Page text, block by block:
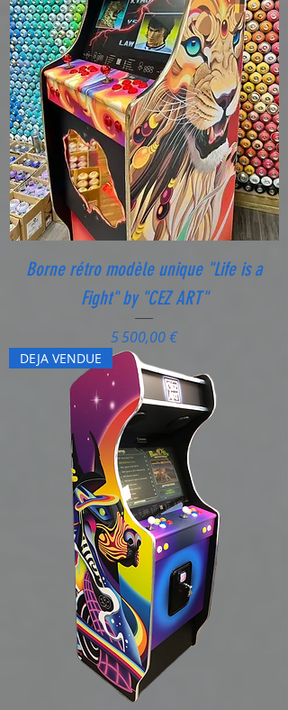
Borne rétro modèle unique "Life is a
Fight" by "CEZ ART"
Prix
5 500,00 €
DEJA VENDUE